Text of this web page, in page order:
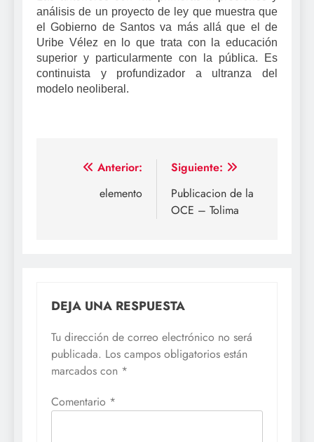
análisis de un proyecto de ley que muestra que
el Gobierno de Santos va más allá que el de
Uribe Vélez en lo que trata con la educación
superior y particularmente con la pública. Es
continuista y profundizador a ultranza del
modelo neoliberal.
Navegación
Anterior:
elemento
Siguiente:
Publicacion de la
OCE – Tolima
DEJA UNA RESPUESTA
Tu dirección de correo electrónico no será
publicada. Los campos obligatorios están
marcados con *
Comentario *